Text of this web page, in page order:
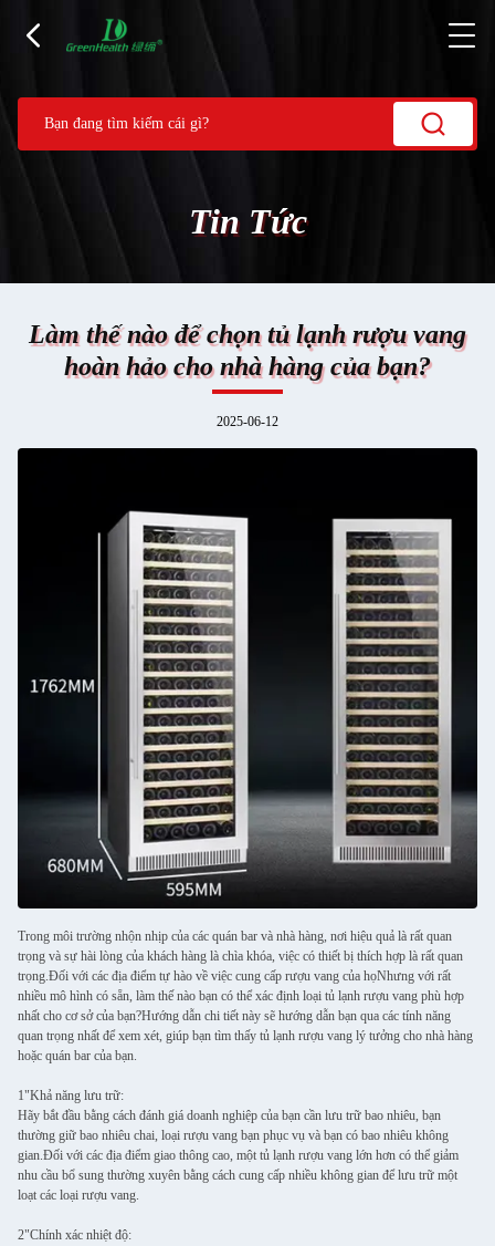
Tin Tức
Làm thế nào để chọn tủ lạnh rượu vang
hoàn hảo cho nhà hàng của bạn?
2025-06-12
Trong môi trường nhộn nhịp của các quán bar và nhà hàng, nơi hiệu quả là rất quan
trọng và sự hài lòng của khách hàng là chìa khóa, việc có thiết bị thích hợp là rất quan
trọng.Đối với các địa điểm tự hào về việc cung cấp rượu vang của họNhưng với rất
nhiều mô hình có sẵn, làm thế nào bạn có thể xác định loại tủ lạnh rượu vang phù hợp
nhất cho cơ sở của bạn?Hướng dẫn chi tiết này sẽ hướng dẫn bạn qua các tính năng
quan trọng nhất để xem xét, giúp bạn tìm thấy tủ lạnh rượu vang lý tưởng cho nhà hàng
hoặc quán bar của bạn.
1"Khả năng lưu trữ:
Hãy bắt đầu bằng cách đánh giá doanh nghiệp của bạn cần lưu trữ bao nhiêu, bạn
thường giữ bao nhiêu chai, loại rượu vang bạn phục vụ và bạn có bao nhiêu không
gian.Đối với các địa điểm giao thông cao, một tủ lạnh rượu vang lớn hơn có thể giảm
nhu cầu bổ sung thường xuyên bằng cách cung cấp nhiều không gian để lưu trữ một
loạt các loại rượu vang.
2"Chính xác nhiệt độ: